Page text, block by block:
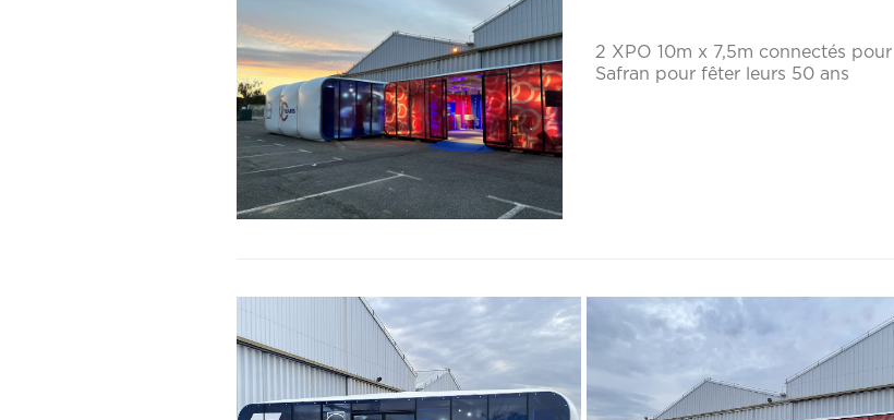
2 XPO 10m x 7,5m connectés
Safran pour fêter leurs 50 ans